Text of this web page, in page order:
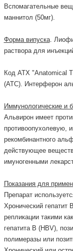
Вспомагательные
маннитол (50мг).
Форма випуска.
раствора для
Код АТХ "Anatomical
(ATC). Интерферон
Иммунологические и
Альвирон имеет
противоопухолевую,
рекомбинантного
действующее
имуногенными
Показания для
Препарат
Хронический гепатит
репликации такими
гепатита В (HBV),
полимеразы или